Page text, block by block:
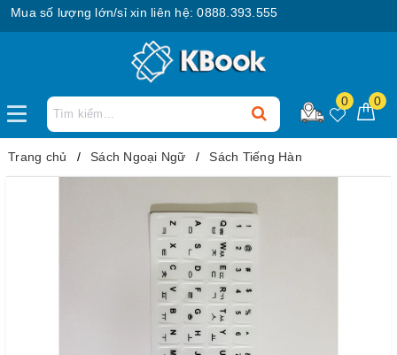
số lượng lớn/sỉ xin liên hệ: 0888.393.555
0 0
Trang chủ Sách Ngoại Ngữ Sách Tiếng Hàn